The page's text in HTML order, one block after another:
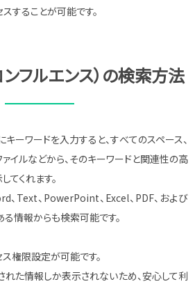
することが可能です。
フルエンス）の検索方法
ーワードを入力すると、すべてのスペース、
ァイルなどから、そのキーワードと関連性の高
てくれます。
Text、PowerPoint、Excel、PDF、および
情報からも検索可能です。
権限設定が可能です。
た情報しか表示されないため、安心して利